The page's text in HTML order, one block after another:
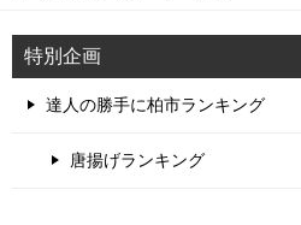
特別企画
達人の勝手に柏市ランキング
唐揚げランキング